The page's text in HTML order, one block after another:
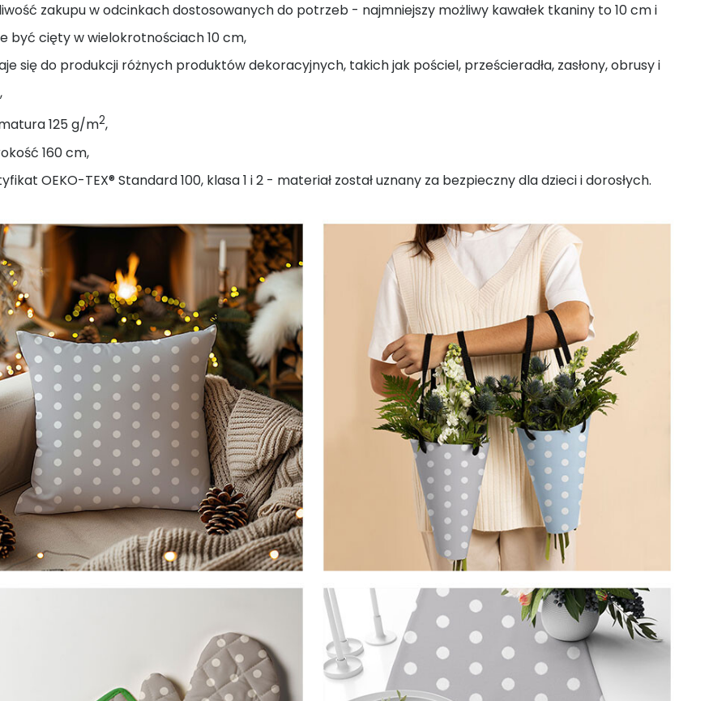
zakupu w odcinkach dostosowanych do potrzeb - najmniejszy możliwy kawałek tkaniny to 10 cm i
być cięty w wielokrotnościach 10 cm,
się do produkcji różnych produktów dekoracyjnych, takich jak pościel, prześcieradła, zasłony, obrusy i
125 g/m2,
160 cm,
OEKO-TEX® Standard 100, klasa 1 i 2 - materiał został uznany za bezpieczny dla dzieci i dorosłych.